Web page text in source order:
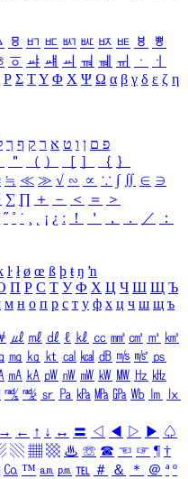
ㅱ ㅲ ㅳ ㅴ ㅵ ㅶ ㅷ ㅸ
ㅹ
ㆆ ㆇ ㆈ ㆉ ㆊ ㆋ ㆌ ㆍ
ㆎ
Ρ Σ ΤΥ Φ Χ Ψ Ω α β γ δ ε ζ η
פ ם ן ו ט א ר ק ף ך
＂ （ ） ［ ］ ｛ ｝
≒ ≪ ≫ √ ∽ ∝ ∵ ∫ ∬ ∈ ∋
∑ ∏ ＋ － ＜ ＝
＞
˝ ˚ ˙ ¸ ¡ ¿ ː ！ ＇ ， ． ／
：
ŀ ł ø œ ß þ ŧ ŋ ŉ
П Р С Т У Ф Х Ц Ч Ш Щ Ъ
м н о п р с т у ф х ц ч ш щ ъ
㎕ ㎖ ㎗ ℓ ㎘ ㏄ ㎣ ㎤ ㎥ ㎦
㎎ ㎏ ㏏ ㎈ ㎉ ㏈ ㎧ ㎨ ㎰
㎃ ㎄ ㎺ ㎻ ㎽ ㎾ ㎿ ㎐ ㎑
㎮ ㎯ ㏛ ㎩ ㎪ ㎫ ㎬ ㏝ ㏐
㏓
→ ← ↑ ↓ ↔ 〓 ◁ ◀ ▷ ▶ ♤
▧ ▦ ▩ ♨ ☏ ☎ ☜ ☞ ¶ †
㏇ ™ ㏂ ㏘ ℡ ＃ ＆ ＊ ＠ ª º